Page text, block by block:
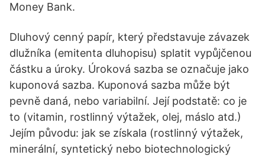
Money Bank.
Dluhový cenný papír, který představuje závazek
dlužníka (emitenta dluhopisu) splatit vypůjčenou
částku a úroky. Úroková sazba se označuje jako
kuponová sazba. Kuponová sazba může být
pevně daná, nebo variabilní. Její podstatě: co je
to (vitamin, rostlinný výtažek, olej, máslo atd.)
Jejím původu: jak se získala (rostlinný výtažek,
minerální, syntetický nebo biotechnologický